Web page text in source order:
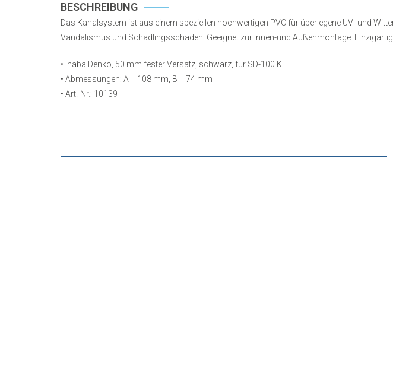
BESCHREIBUNG
Das Kanalsystem ist aus einem speziellen hochwertigen PVC für überlegene UV- und
Vandalismus und Schädlingsschäden. Geeignet zur Innen-und Außenmontage.
• Inaba Denko, 50 mm fester Versatz, schwarz, für SD-100 K
• Abmessungen: A = 108 mm, B = 74 mm
• Art.-Nr.: 10139